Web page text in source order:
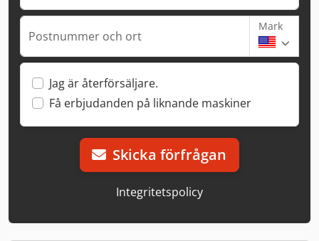
Postnummer och ort
Mark
Jag är återförsäljare.
Få erbjudanden på liknande maskiner
Skicka förfrågan
Integritetspolicy